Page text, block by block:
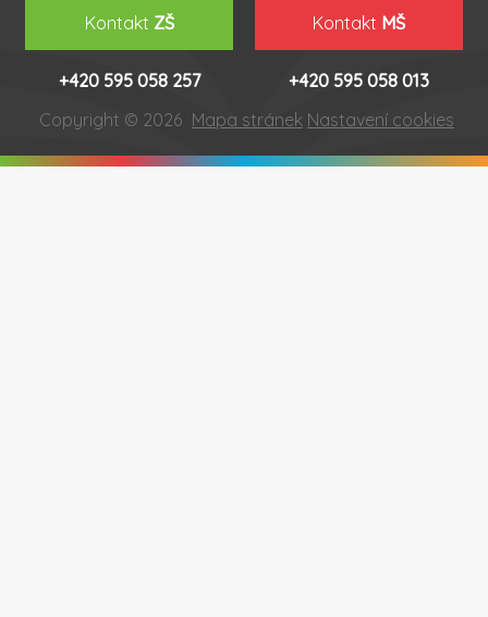
Kontakt ZŠ
+420 595 058 257
Kontakt MŠ
+420 595 058 013
Copyright © 2026 Mapa stránek Nastavení cookies